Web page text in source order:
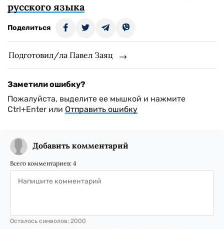
русского языка
Поделиться
Подготовил/ла Павел Заяц
Заметили ошибку?
Пожалуйста, выделите ее мышкой и нажмите
Ctrl+Enter или Отправить ошибку
Добавить комментарий
Всего комментариев: 4
Осталось символов: 2000